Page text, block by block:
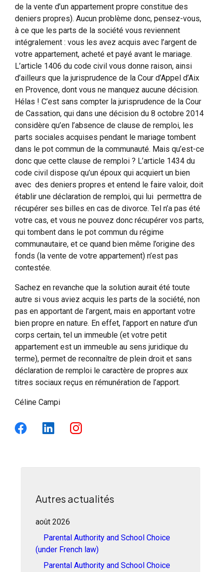
de la vente d’un appartement propre constitue des
deniers propres). Aucun problème donc, pensez-vous,
à ce que les parts de la société vous reviennent
intégralement : vous les avez acquis avec l’argent de
votre appartement, acheté et payé avant le mariage.
L’article 1406 du code civil vous donne raison, ainsi
d’ailleurs que la jurisprudence de la Cour d’Appel d’Aix
en Provence, dont vous ne manquez aucune décision.
Hélas ! C’est sans compter la jurisprudence de la Cour
de Cassation, qui dans une décision du 8 octobre 2014
considère qu’en l’absence de clause de remploi, les
parts sociales acquises pendant le mariage tombent
dans le pot commun de la communauté. Mais qu’est-ce
donc que cette clause de remploi ? L’article 1434 du
code civil dispose qu’un époux qui acquiert un bien
avec des deniers propres et entend le faire valoir, doit
établir une déclaration de remploi, qui lui permettra de
récupérer ses billes en cas de divorce. Tel n’a pas été
votre cas, et vous ne pouvez donc récupérer vos parts,
qui tombent dans le pot commun du régime
communautaire, et ce quand bien même l’origine des
fonds (la vente de votre appartement) n’est pas
contestée.
Sachez en revanche que la solution aurait été toute
autre si vous aviez acquis les parts de la société, non
pas en apportant de l’argent, mais en apportant votre
bien propre en nature. En effet, l’apport en nature d’un
corps certain, tel un immeuble (et votre petit
appartement est un immeuble au sens juridique du
terme), permet de reconnaître de plein droit et sans
déclaration de remploi le caractère de propres aux
titres sociaux reçus en rémunération de l’apport.
Céline Campi
Autres actualités
août 2026
Parental Authority and School Choice
(under French law)
Parental Authority and School Choice